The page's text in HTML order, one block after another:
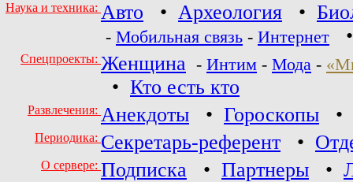
Наука и техника: Авто • Археология •
- Мобильная связь - Интернет
Спецпроекты: Женщина - Интим - Мода -
• Кто есть кто
Развлечения: Анекдоты • Гороскопы •
Периодика: Секретарь-референт •
О сервере: Подписка • Партнеры •